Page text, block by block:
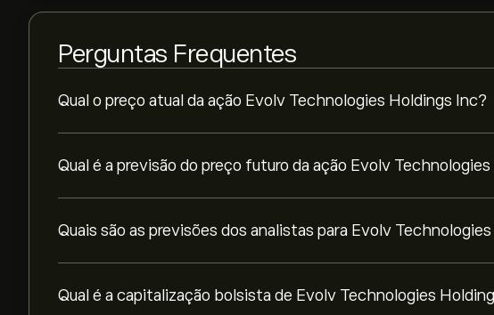
Perguntas Frequentes
Qual o preço atual da ação Evolv Technologies Holdings Inc?
Qual é a previsão do preço futuro da ação Evolv Technologies
Quais são as previsões dos analistas para Evolv
Qual é a capitalização bolsista de Evolv Technologies